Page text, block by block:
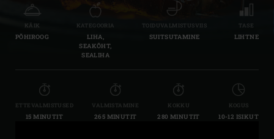
KÄIK
PÕHIROOG
KATEGOORIA
LIHA,
SEAKÕHT,
SEALIHA
TOIDUVALMISTUSVIIS
SUITSUTAMINE
TASE
LIHTNE
ETTEVALMISTUSED
15 MINUTIT
VALMISTAMINE
265 MINUTIT
KOKKU
280 MINUTIT
KOGUS
10-12 ISIKUT